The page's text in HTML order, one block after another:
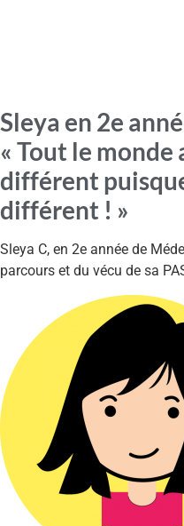
Sleya en 2e
« Tout le monde
différent
différent ! »
Sleya C, en 2e année de
parcours et du vécu de sa